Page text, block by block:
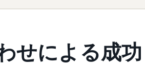
せによる成功